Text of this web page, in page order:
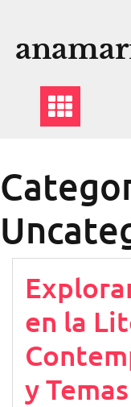
contenido
en la
y